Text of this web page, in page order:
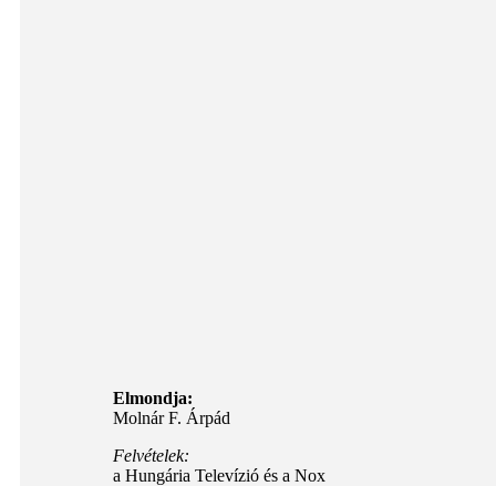
Elmondja:
Molnár F. Árpád
Felvételek:
a Hungária Televízió és a Nox